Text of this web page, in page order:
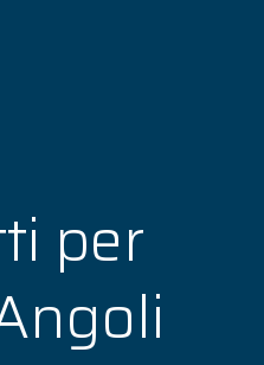
per